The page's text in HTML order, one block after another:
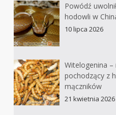
Powódź
hodowli w
10 lipca 2026
Witelogenina –
pochodzący z
mączników
21 kwietnia 2026